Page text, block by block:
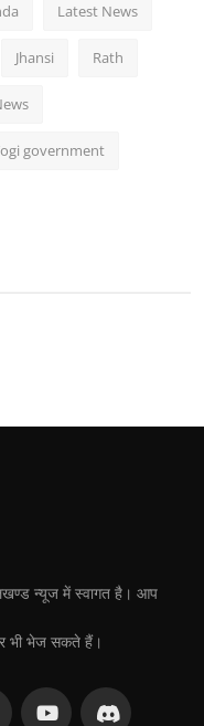
Latest News
Jhansi Rath
government
न्यूज में स्वागत है। आप
भेज सकते हैं।